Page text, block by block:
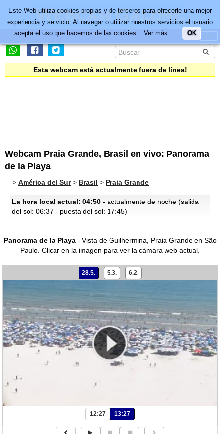
Esta webcam está actualmente fuera de línea!
Webcam Praia Grande, Brasil en vivo: Panorama
de la Playa
> América del Sur> Brasil > Praia Grande
La hora local actual: 04:50 - actualmente de noche (salida
del sol: 06:37 - puesta del sol: 17:45)
Panorama de la Playa- Vista de Guilhermina, Praia Grande en São
Paulo. Clicar en la imagen para ver la cámara web actual.
28.5. 5.3. 6.2.
12:27 13:27
Este Web utiliza cookies propias y de terceros para ofrecerle una mejor
experiencia y servicio. Al navegar o utilizar nuestros servicios el usuario
acepta el uso que hacemos de las cookies. Ver más OK